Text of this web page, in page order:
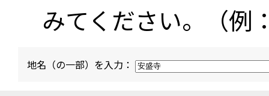
みてください。（例
地名（の一部）を入力：